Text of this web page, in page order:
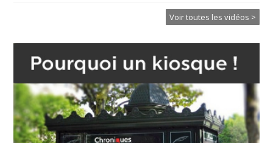
Voir toutes les vidéos >